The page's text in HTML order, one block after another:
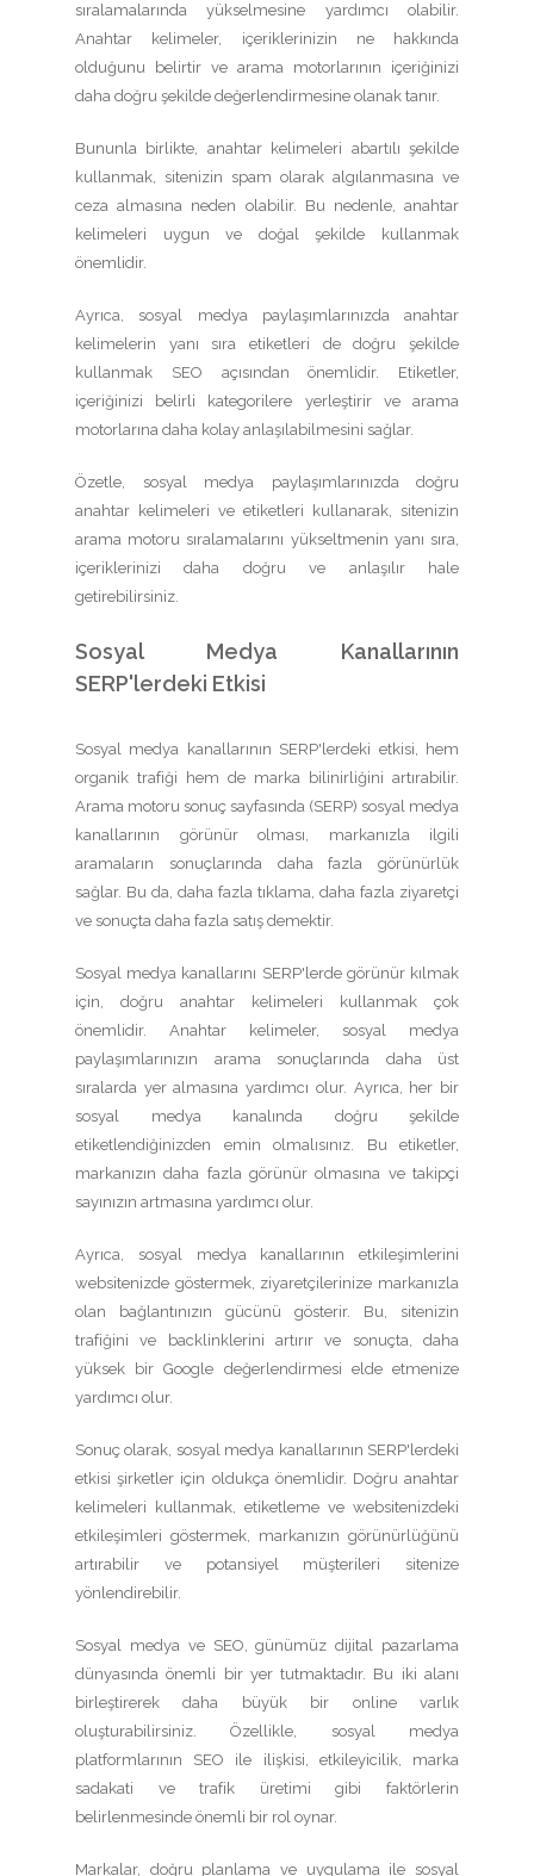
sıralamalarında yükselmesine yardımcı olabilir.
Anahtar kelimeler, içeriklerinizin ne hakkında
olduğunu belirtir ve arama motorlarının içeriğinizi
daha doğru şekilde değerlendirmesine olanak tanır.
Bununla birlikte, anahtar kelimeleri abartılı şekilde
kullanmak, sitenizin spam olarak algılanmasına ve
ceza almasına neden olabilir. Bu nedenle, anahtar
kelimeleri uygun ve doğal şekilde kullanmak
önemlidir.
Ayrıca, sosyal medya paylaşımlarınızda anahtar
kelimelerin yanı sıra etiketleri de doğru şekilde
kullanmak SEO açısından önemlidir. Etiketler,
içeriğinizi belirli kategorilere yerleştirir ve arama
motorlarına daha kolay anlaşılabilmesini sağlar.
Özetle, sosyal medya paylaşımlarınızda doğru
anahtar kelimeleri ve etiketleri kullanarak, sitenizin
arama motoru sıralamalarını yükseltmenin yanı sıra,
içeriklerinizi daha doğru ve anlaşılır hale
getirebilirsiniz.
Sosyal Medya Kanallarının
SERP'lerdeki Etkisi
Sosyal medya kanallarının SERP'lerdeki etkisi, hem
organik trafiği hem de marka bilinirliğini artırabilir.
Arama motoru sonuç sayfasında (SERP) sosyal medya
kanallarının görünür olması, markanızla ilgili
aramaların sonuçlarında daha fazla görünürlük
sağlar. Bu da, daha fazla tıklama, daha fazla ziyaretçi
ve sonuçta daha fazla satış demektir.
Sosyal medya kanallarını SERP'lerde görünür kılmak
için, doğru anahtar kelimeleri kullanmak çok
önemlidir. Anahtar kelimeler, sosyal medya
paylaşımlarınızın arama sonuçlarında daha üst
sıralarda yer almasına yardımcı olur. Ayrıca, her bir
sosyal medya kanalında doğru şekilde
etiketlendiğinizden emin olmalısınız. Bu etiketler,
markanızın daha fazla görünür olmasına ve takipçi
sayınızın artmasına yardımcı olur.
Ayrıca, sosyal medya kanallarının etkileşimlerini
websitenizde göstermek, ziyaretçilerinize markanızla
olan bağlantınızın gücünü gösterir. Bu, sitenizin
trafiğini ve backlinklerini artırır ve sonuçta, daha
yüksek bir Google değerlendirmesi elde etmenize
yardımcı olur.
Sonuç olarak, sosyal medya kanallarının SERP'lerdeki
etkisi şirketler için oldukça önemlidir. Doğru anahtar
kelimeleri kullanmak, etiketleme ve websitenizdeki
etkileşimleri göstermek, markanızın görünürlüğünü
artırabilir ve potansiyel müşterileri sitenize
yönlendirebilir.
Sosyal medya ve SEO, günümüz dijital pazarlama
dünyasında önemli bir yer tutmaktadır. Bu iki alanı
birleştirerek daha büyük bir online varlık
oluşturabilirsiniz. Özellikle, sosyal medya
platformlarının SEO ile ilişkisi, etkileyicilik, marka
sadakati ve trafik üretimi gibi faktörlerin
belirlenmesinde önemli bir rol oynar.
Markalar, doğru planlama ve uygulama ile sosyal